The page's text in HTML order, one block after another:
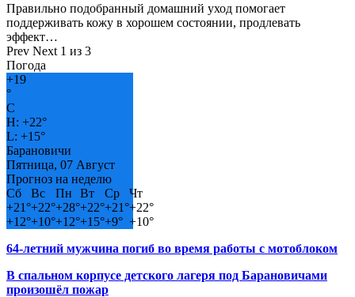
Правильно подобранный домашний уход помогает
поддерживать кожу в хорошем состоянии, продлевать
эффект…
Prev Next 1 из 3
Погода
+19
°
C
H: +22°
L: +15°
Барановичи
Пятница, 07 Август
Прогноз на неделю
Сб
Вс Пн Вт Ср
Чт
+21°+22°+28°+22°+21°+22°
+12°+10°+12°+15°+9° +10°
64-летний мужчина погиб во время работы с мотоблоком
В спальном корпусе детского лагеря под Барановичами
произошёл пожар